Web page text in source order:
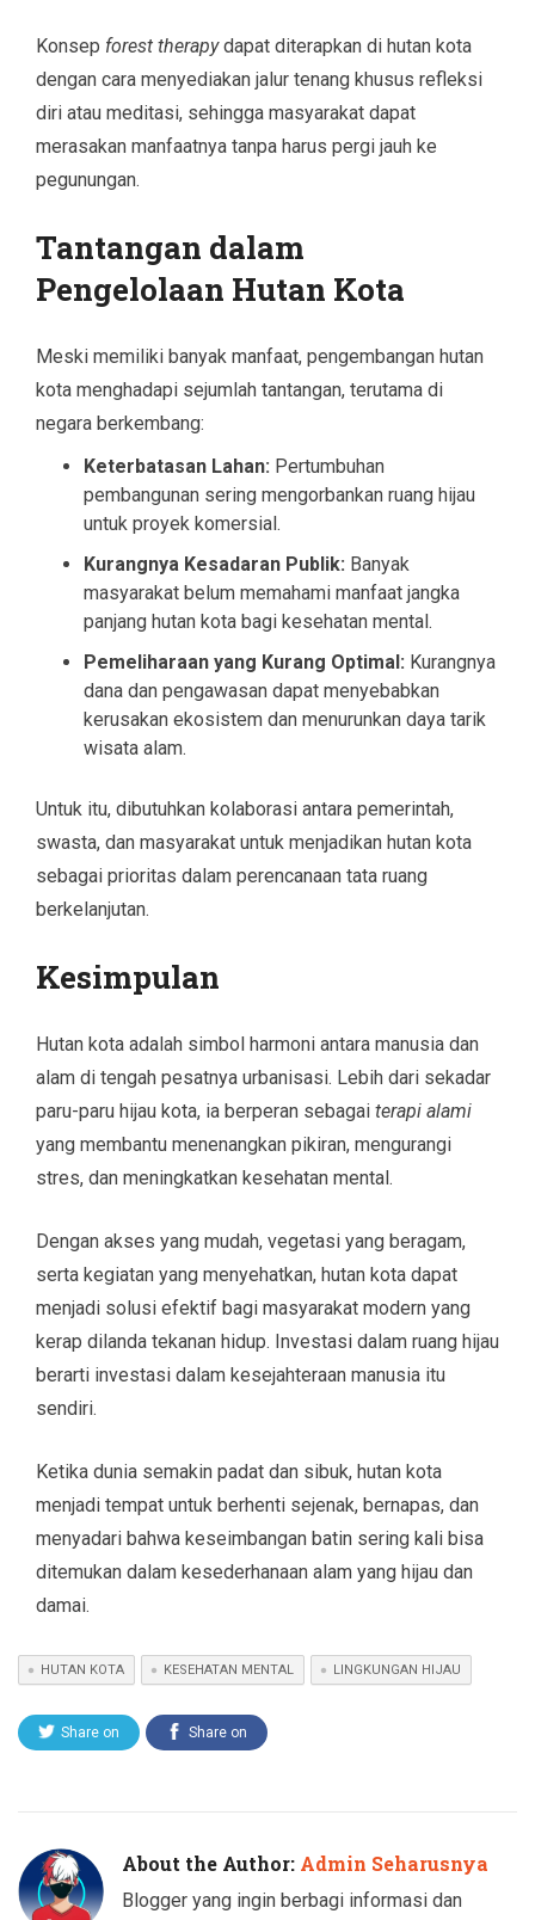
Konsep forest therapydapat diterapkan di hutan kota
dengan cara menyediakan jalur tenang khusus refleksi
diri atau meditasi, sehingga masyarakat dapat
merasakan manfaatnya tanpa harus pergi jauh ke
pegunungan.
Tantangan dalam
Pengelolaan Hutan Kota
Meski memiliki banyak manfaat, pengembangan hutan
kota menghadapi sejumlah tantangan, terutama di
negara berkembang:
Keterbatasan Lahan: Pertumbuhan
pembangunan sering mengorbankan ruang hijau
untuk proyek komersial.
Kurangnya Kesadaran Publik: Banyak
masyarakat belum memahami manfaat jangka
panjang hutan kota bagi kesehatan mental.
Pemeliharaan yang Kurang Optimal: Kurangnya
dana dan pengawasan dapat menyebabkan
kerusakan ekosistem dan menurunkan daya tarik
wisata alam.
Untuk itu, dibutuhkan kolaborasi antara pemerintah,
swasta, dan masyarakat untuk menjadikan hutan kota
sebagai prioritas dalam perencanaan tata ruang
berkelanjutan.
Kesimpulan
Hutan kota adalah simbol harmoni antara manusia dan
alam di tengah pesatnya urbanisasi. Lebih dari sekadar
paru-paru hijau kota, ia berperan sebagai terapi alami
yang membantu menenangkan pikiran, mengurangi
stres, dan meningkatkan kesehatan mental.
Dengan akses yang mudah, vegetasi yang beragam,
serta kegiatan yang menyehatkan, hutan kota dapat
menjadi solusi efektif bagi masyarakat modern yang
kerap dilanda tekanan hidup. Investasi dalam ruang hijau
berarti investasi dalam kesejahteraan manusia itu
sendiri.
Ketika dunia semakin padat dan sibuk, hutan kota
menjadi tempat untuk berhenti sejenak, bernapas, dan
menyadari bahwa keseimbangan batin sering kali bisa
ditemukan dalam kesederhanaan alam yang hijau dan
damai.
HUTAN KOTA KESEHATAN MENTAL LINGKUNGAN HIJAU
Share on Share on
About the Author: Admin Seharusnya
Blogger yang ingin berbagi informasi dan